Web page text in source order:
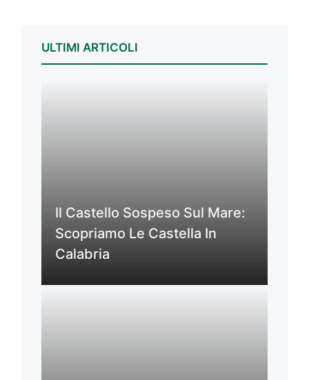
ULTIMI ARTICOLI
Il Castello Sospeso Sul Mare:
Scopriamo Le Castella In
Calabria